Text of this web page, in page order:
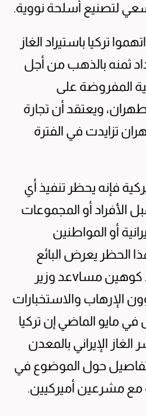
لتصنيع أسلحة نووية.
تركيا باستيراد الغاز
ثمنه بالذهب من أجل
المفروضة على
ويعتقد أن تجارة
تزايدت في الفترة
فإنه يحظر تنفيذ أي
الأفراد أو المجموعات
أو المواطنين
الحظر يعرض البائع
للعقوبات، وكان ديفد كوهين مساvعد وزير
الإرهاب والاستخبارات
في مايو الماضي إن تركيا
الإيراني بالمعدن
بتفاصيل حول الموضوع في
مشرعين أميركيين.